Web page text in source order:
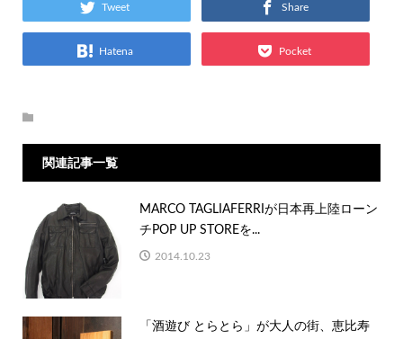
Tweet Share
Hatena Pocket
関連記事一覧
MARCO TAGLIAFERRIが日本再上陸ローン
チPOP UP STOREを...
2014.10.23
「酒遊び とらとら」が大人の街、恵比寿